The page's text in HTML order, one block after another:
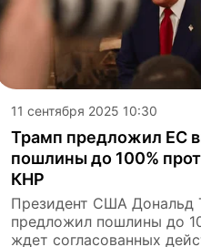
11 сентября 2025 10:30
Трамп предложил ЕС
пошлины до 100%
КНР
Президент США Дональд
предложил пошлины до
ждет согласованных